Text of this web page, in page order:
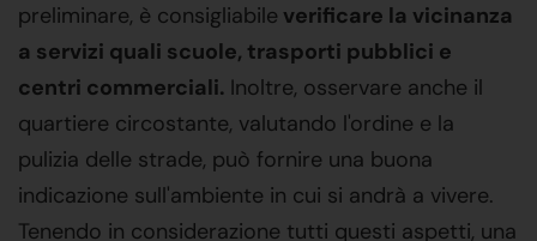
preliminare, è consigliabile verificare la vicinanza
a servizi quali scuole, trasporti pubblici e
centri commerciali. Inoltre, osservare anche il
quartiere circostante, valutando l'ordine e la
pulizia delle strade, può fornire una buona
indicazione sull'ambiente in cui si andrà a vivere.
Tenendo in considerazione tutti questi aspetti, una